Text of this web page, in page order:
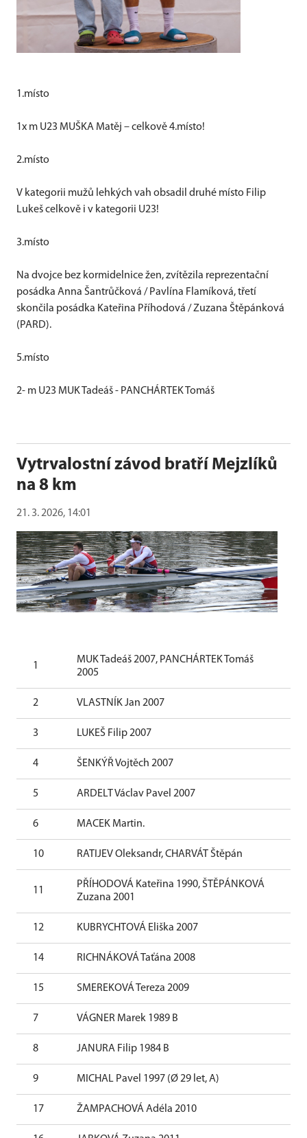
1.místo
1x m U23 MUŠKA Matěj – celkově 4.místo!
2.místo
V kategorii mužů lehkých vah obsadil druhé místo Filip
Lukeš celkově i v kategorii U23!
3.místo
Na dvojce bez kormidelnice žen, zvítězila reprezentační
posádka Anna Šantrůčková / Pavlína Flamíková, třetí
skončila posádka Kateřina Příhodová / Zuzana Štěpánková
(PARD).
5.místo
2- m U23 MUK Tadeáš - PANCHÁRTEK Tomáš
Vytrvalostní závod bratří Mejzlíků
na 8 km
21. 3. 2026, 14:01
1
MUK Tadeáš 2007, PANCHÁRTEK Tomáš
2005
2 VLASTNÍK Jan 2007
3 LUKEŠ Filip 2007
4 ŠENKÝŘ Vojtěch 2007
5 ARDELT Václav Pavel 2007
6 MACEK Martin.
10 RATIJEV Oleksandr, CHARVÁT Štěpán
11
PŘÍHODOVÁ Kateřina 1990, ŠTĚPÁNKOVÁ
Zuzana 2001
12 KUBRYCHTOVÁ Eliška 2007
14 RICHNÁKOVÁ Taťána 2008
15 SMEREKOVÁ Tereza 2009
7 VÁGNER Marek 1989 B
8 JANURA Filip 1984 B
9 MICHAL Pavel 1997 (Ø 29 let, A)
17 ŽAMPACHOVÁ Adéla 2010